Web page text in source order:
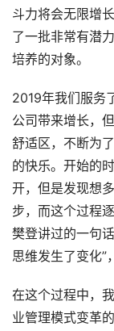
斗力将会无限增
了一批非常有潜
培养的对象。
2019年我们服务
公司带来增长，
舒适区，不断为
的快乐。开始的
开，但是发现想
步，而这个过程
樊登讲过的一句
思维发生了变化”
在这个过程中，
业管理模式变革